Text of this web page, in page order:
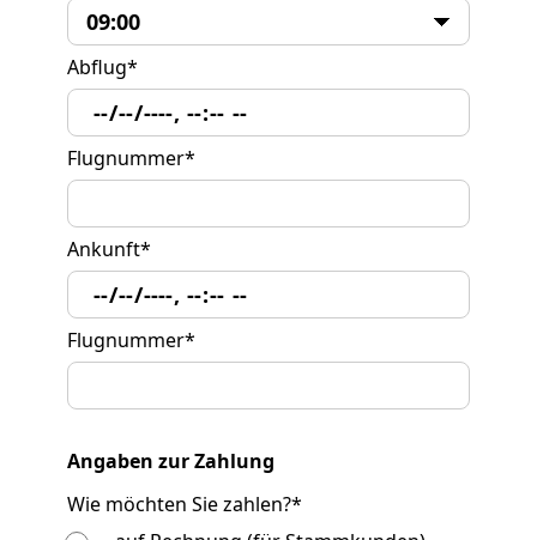
Abflug*
Flugnummer*
Ankunft*
Flugnummer*
Angaben zur Zahlung
Wie möchten Sie zahlen?*